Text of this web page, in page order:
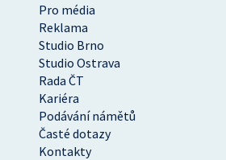
Pro média
Reklama
Studio Brno
Studio Ostrava
Rada ČT
Kariéra
Podávání námětů
Časté dotazy
Kontakty